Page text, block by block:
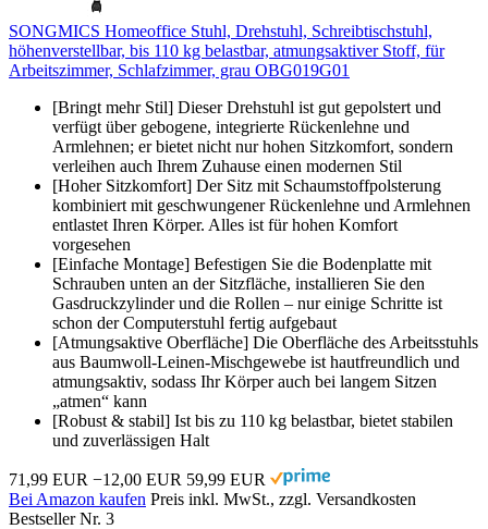
SONGMICS Homeoffice Stuhl, Drehstuhl, Schreibtischstuhl,
höhenverstellbar, bis 110 kg belastbar, atmungsaktiver Stoff, für
Arbeitszimmer, Schlafzimmer, grau OBG019G01
[Bringt mehr Stil] Dieser Drehstuhl ist gut gepolstert und
verfügt über gebogene, integrierte Rückenlehne und
Armlehnen; er bietet nicht nur hohen Sitzkomfort, sondern
verleihen auch Ihrem Zuhause einen modernen Stil
[Hoher Sitzkomfort] Der Sitz mit Schaumstoffpolsterung
kombiniert mit geschwungener Rückenlehne und Armlehnen
entlastet Ihren Körper. Alles ist für hohen Komfort
vorgesehen
[Einfache Montage] Befestigen Sie die Bodenplatte mit
Schrauben unten an der Sitzfläche, installieren Sie den
Gasdruckzylinder und die Rollen – nur einige Schritte ist
schon der Computerstuhl fertig aufgebaut
[Atmungsaktive Oberfläche] Die Oberfläche des Arbeitsstuhls
aus Baumwoll-Leinen-Mischgewebe ist hautfreundlich und
atmungsaktiv, sodass Ihr Körper auch bei langem Sitzen
„atmen“ kann
[Robust & stabil] Ist bis zu 110 kg belastbar, bietet stabilen
und zuverlässigen Halt
71,99 EUR −12,00 EUR 59,99 EUR
Bei Amazon kaufen Preis inkl. MwSt., zzgl. Versandkosten
Bestseller Nr. 3